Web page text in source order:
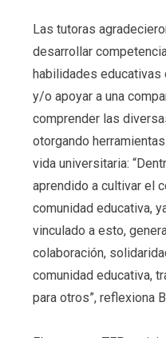
Las tutoras
desarrollar
habilidades educativas
y/o apoyar a una
comprender las
otorgando
vida universitaria:
aprendido a cultivar el
comunidad educativa,
vinculado a esto,
colaboración,
comunidad educativa,
para otros”, reflexiona